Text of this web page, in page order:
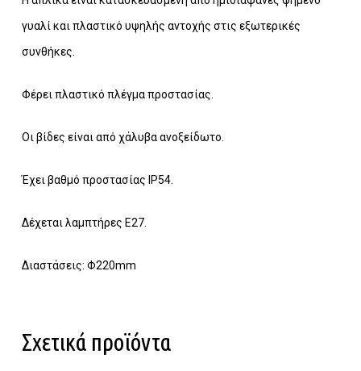
Κανένα προϊόν στο καλάθι σας.
Go To Shop
γυαλί και πλαστικό υψηλής αντοχής στις εξωτερικές
συνθήκες.
Φέρει πλαστικό πλέγμα προστασίας.
Οι βίδες είναι από χάλυβα ανοξείδωτο.
Έχει βαθμό προστασίας IP54.
Δέχεται λαμπτήρες Ε27.
Διαστάσεις: Φ220mm
Σχετικά προϊόντα